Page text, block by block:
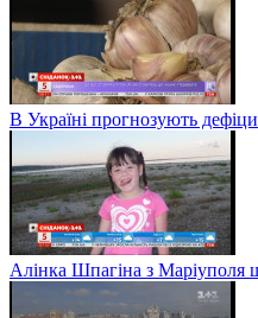
В Україні прогнозують
Алінка Шпагіна з Маріуполя